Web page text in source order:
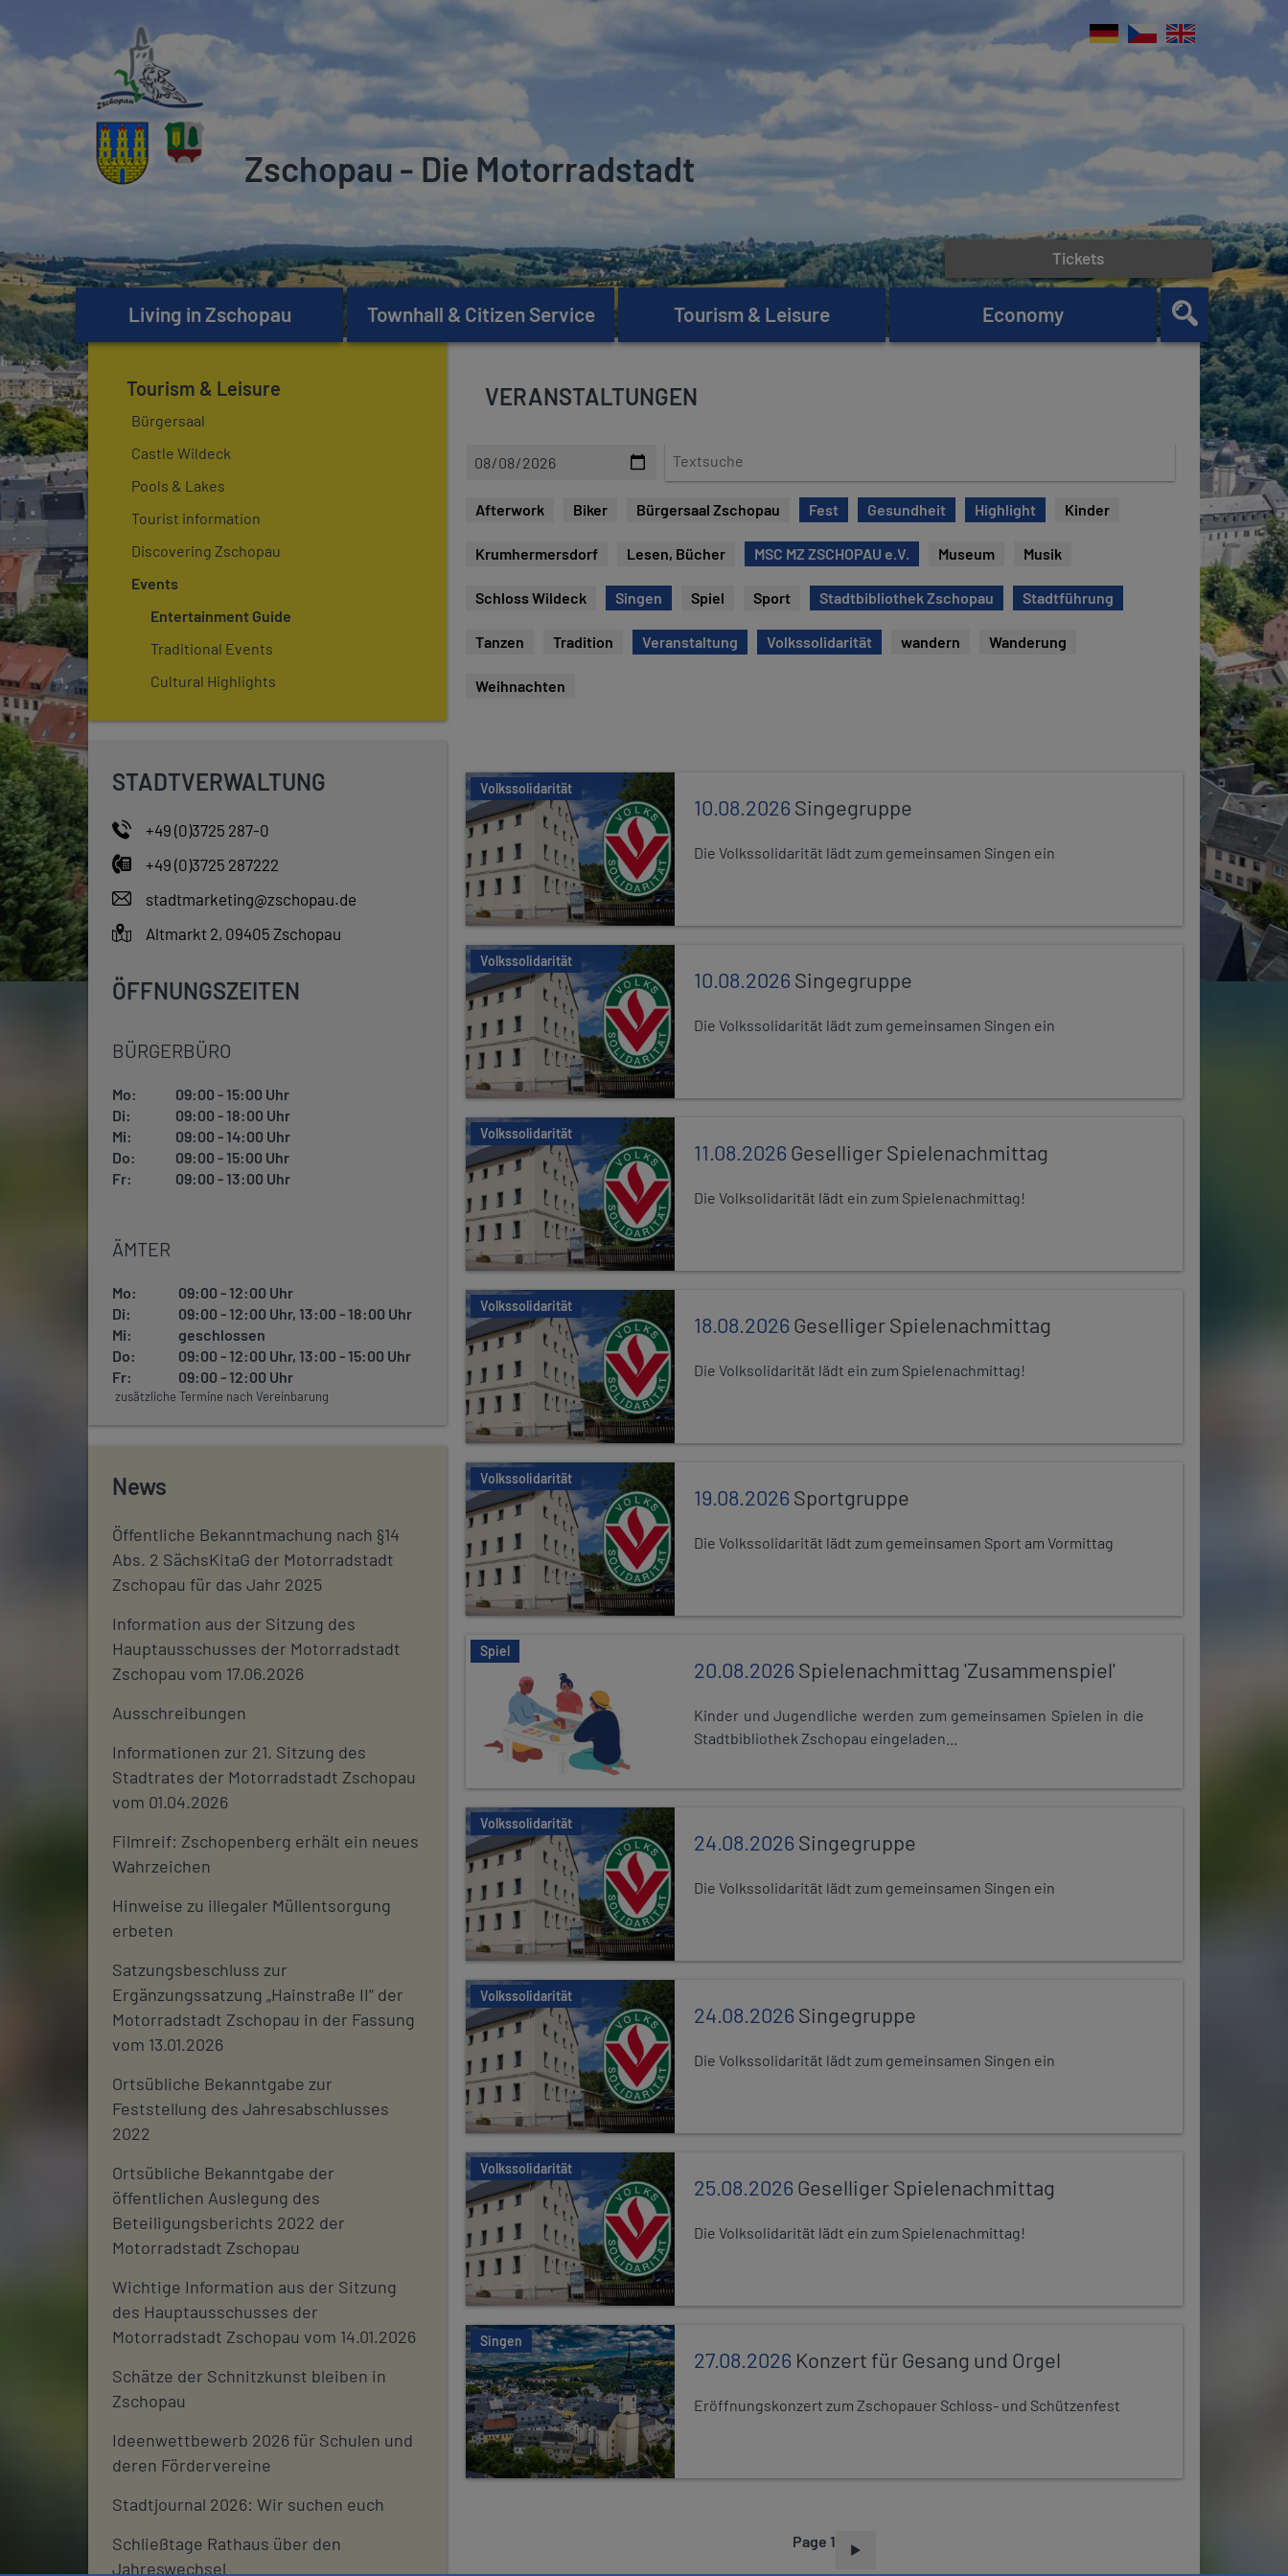
Zschopau - Die Motorradstadt
Living in Zschopau Townhall & Citizen Service Tourism & Leisure Economy
Tickets
Tourism & Leisure
Bürgersaal
Castle Wildeck
Pools & Lakes
Tourist information
Discovering Zschopau
Events
Entertainment Guide
Traditional Events
Cultural Highlights
STADTVERWALTUNG
+49 (0)3725 287-0
+49 (0)3725 287222
stadtmarketing@zschopau.de
Altmarkt 2, 09405 Zschopau
ÖFFNUNGSZEITEN
BÜRGERBÜRO
Mo:
09:00 - 15:00 Uhr
Di:
09:00 - 18:00 Uhr
Mi:
09:00 - 14:00 Uhr
Do:
09:00 - 15:00 Uhr
Fr:
09:00 - 13:00 Uhr
ÄMTER
Mo:
09:00 - 12:00 Uhr
Di:
09:00 - 12:00 Uhr, 13:00 - 18:00 Uhr
Mi:
geschlossen
Do:
09:00 - 12:00 Uhr, 13:00 - 15:00 Uhr
Fr:
09:00 - 12:00 Uhr
zusätzliche Termine nach Vereinbarung
News
Öffentliche Bekanntmachung nach §14
Abs. 2 SächsKitaG der Motorradstadt
Zschopau für das Jahr 2025
Information aus der Sitzung des
Hauptausschusses der Motorradstadt
Zschopau vom 17.06.2026
Ausschreibungen
Informationen zur 21. Sitzung des
Stadtrates der Motorradstadt Zschopau
vom 01.04.2026
Filmreif: Zschopenberg erhält ein neues
Wahrzeichen
Hinweise zu illegaler Müllentsorgung
erbeten
Satzungsbeschluss zur
Ergänzungssatzung „Hainstraße II“ der
Motorradstadt Zschopau in der Fassung
vom 13.01.2026
Ortsübliche Bekanntgabe zur
Feststellung des Jahresabschlusses
2022
Ortsübliche Bekanntgabe der
öffentlichen Auslegung des
Beteiligungsberichts 2022 der
Motorradstadt Zschopau
Wichtige Information aus der Sitzung
des Hauptausschusses der
Motorradstadt Zschopau vom 14.01.2026
Schätze der Schnitzkunst bleiben in
Zschopau
Ideenwettbewerb 2026 für Schulen und
deren Fördervereine
Stadtjournal 2026: Wir suchen euch
Schließtage Rathaus über den
Jahreswechsel
VERANSTALTUNGEN
t
u
Afterwork Biker Bürgersaal Zschopau Fest Gesundheit Highlight Kinder
Krumhermersdorf Lesen, Bücher MSC MZ ZSCHOPAU e.V. Museum Musik
Schloss Wildeck Singen Spiel Sport Stadtbibliothek Zschopau Stadtführung
Tanzen Tradition Veranstaltung Volkssolidarität wandern Wanderung
Weihnachten
Volkssolidarität
10.08.2026Singegruppe
Die Volkssolidarität lädt zum gemeinsamen Singen ein
Volkssolidarität
10.08.2026Singegruppe
Die Volkssolidarität lädt zum gemeinsamen Singen ein
Volkssolidarität
11.08.2026Geselliger Spielenachmittag
Die Volksolidarität lädt ein zum Spielenachmittag!
Volkssolidarität
18.08.2026Geselliger Spielenachmittag
Die Volksolidarität lädt ein zum Spielenachmittag!
Volkssolidarität
19.08.2026Sportgruppe
Die Volkssolidarität lädt zum gemeinsamen Sport am Vormittag
Spiel
20.08.2026Spielenachmittag 'Zusammenspiel'
Kinder und Jugendliche werden zum gemeinsamen Spielen in die
Stadtbibliothek Zschopau eingeladen...
Volkssolidarität
24.08.2026Singegruppe
Die Volkssolidarität lädt zum gemeinsamen Singen ein
Volkssolidarität
24.08.2026Singegruppe
Die Volkssolidarität lädt zum gemeinsamen Singen ein
Volkssolidarität
25.08.2026Geselliger Spielenachmittag
Die Volksolidarität lädt ein zum Spielenachmittag!
Singen
27.08.2026 Konzert für Gesang und Orgel
Eröffnungskonzert zum Zschopauer Schloss- und Schützenfest
Page 1